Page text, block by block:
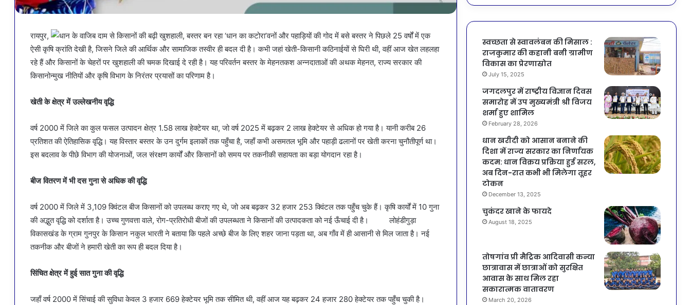
रायपुर,
वनों और पहाड़ियों की गोद में बसे बस्तर ने पिछले 25 वर्षों में एक
ऐसी कृषि क्रांति देखी है, जिसने जिले की आर्थिक और सामाजिक तस्वीर ही बदल दी है। कभी जहां खेती-किसानी कठिनाईयों से घिरी थी, वहीं आज खेत लहलहा
रहे हैं और किसानों के चेहरों पर खुशहाली की चमक दिखाई दे रही है। यह परिवर्तन बस्तर के मेहनतकश अन्नदाताओं की अथक मेहनत, राज्य सरकार की
किसानोन्मुख नीतियों और कृषि विभाग के निरंतर प्रयासों का परिणाम है।
खेती के क्षेत्र में उल्लेखनीय वृद्धि
वर्ष 2000 में जिले का कुल फसल उत्पादन क्षेत्र 1.58 लाख हेक्टेयर था, जो वर्ष 2025 में बढ़कर 2 लाख हेक्टेयर से अधिक हो गया है। यानी करीब 26
प्रतिशत की ऐतिहासिक वृद्धि। यह विस्तार बस्तर के उन दुर्गम इलाकों तक पहुँचा है, जहाँ कभी असमतल भूमि और पहाड़ी ढलानों पर खेती करना चुनौतीपूर्ण था।
इस बदलाव के पीछे विभाग की योजनाओं, जल संरक्षण कार्यों और किसानों को समय पर तकनीकी सहायता का बड़ा योगदान रहा है।
बीज वितरण में भी दस गुना से अधिक की वृद्धि
वर्ष 2000 में जिले में 3,109 क्विंटल बीज किसानों को उपलब्ध कराए गए थे, जो अब बढ़कर 32 हजार 253 क्विंटल तक पहुँच चुके हैं। कृषि कार्यों में 10 गुना
की अद्भुत वृद्धि को दर्शाता है। उच्च गुणवत्ता वाले, रोग-प्रतिरोधी बीजों की उपलब्धता ने किसानों की उत्पादकता को नई ऊँचाई दी है। लोहंडीगुड़ा
विकासखंड के ग्राम गुनपुर के किसान नकुल भारती ने बताया कि पहले अच्छे बीज के लिए शहर जाना पड़ता था, अब गाँव में ही आसानी से मिल जाता है। नई
तकनीक और बीजों ने हमारी खेती का रूप ही बदल दिया है।
सिंचित क्षेत्र में हुई सात गुना की वृद्धि
जहाँ वर्ष 2000 में सिंचाई की सुविधा केवल 3 हजार 669 हेक्टेयर भूमि तक सीमित थी, वहीं आज यह बढ़कर 24 हजार 280 हेक्टेयर तक पहुँच चुकी है।
स्वच्छता से स्वावलंबन की मिसाल :
राजकुमार की कहानी बनी ग्रामीण
विकास का प्रेरणास्रोत
July 15, 2025
जगदलपुर में राष्ट्रीय विज्ञान दिवस
समारोह में उप मुख्यमंत्री श्री विजय
शर्मा हुए शामिल
February 28, 2026
धान खरीदी को आसान बनाने की
दिशा में राज्य सरकार का निर्णायक
कदम: धान विक्रय प्रक्रिया हुई सरल,
अब दिन-रात कभी भी मिलेगा तूहर
टोकन
December 13, 2025
चुकंदर खाने के फायदे
August 18, 2025
तोषगांव प्री मैट्रिक आदिवासी कन्या
छात्रावास में छात्राओं को सुरक्षित
आवास के साथ मिल रहा
सकारात्मक वातावरण
March 20, 2026